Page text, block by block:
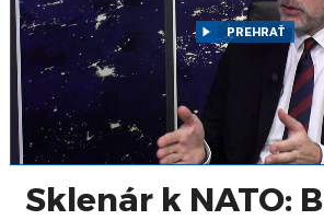
PREHRAŤ
Sklenár k NATO: